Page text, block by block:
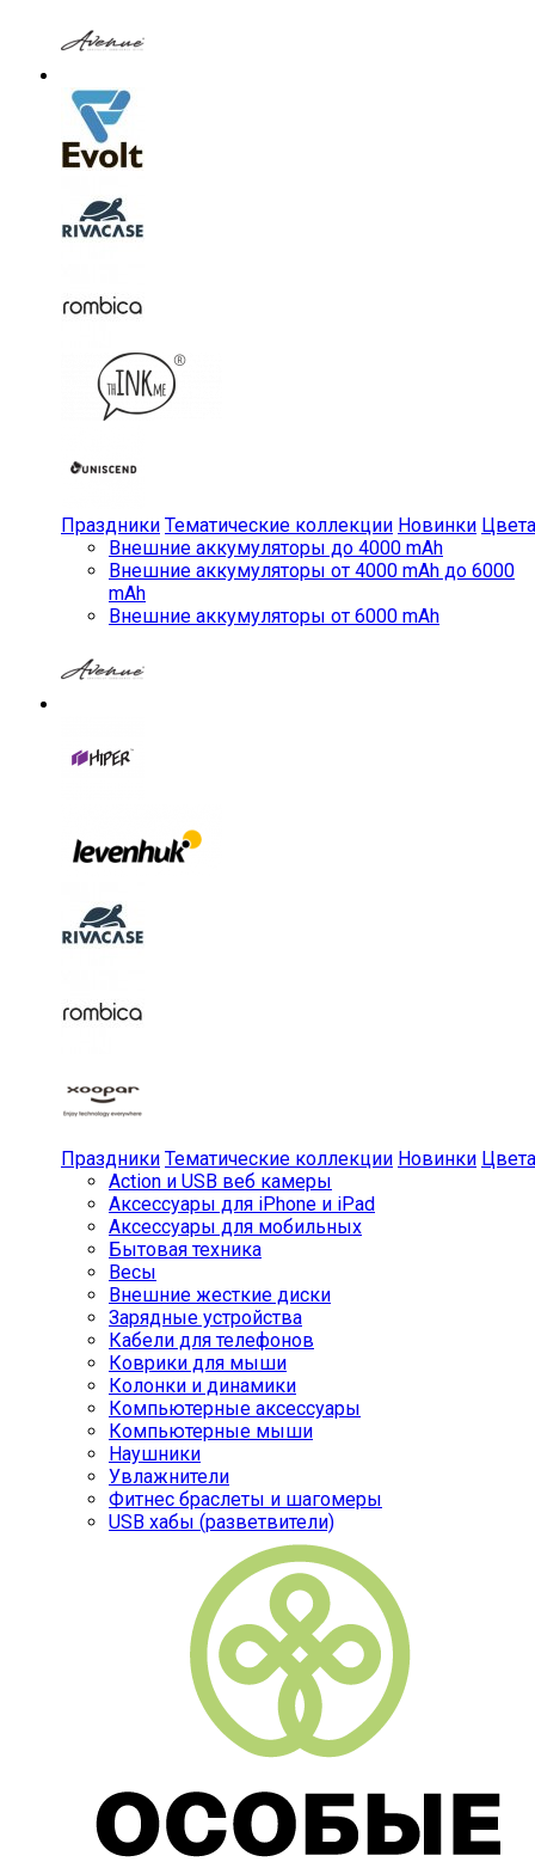
Праздники Тематические коллекции Новинки Цвета
Внешние аккумуляторы до 4000 mAh
Внешние аккумуляторы от 4000 mAh до 6000
mAh
Внешние аккумуляторы от 6000 mAh
Праздники Тематические коллекции Новинки Цвета
Action и USB веб камеры
Аксессуары для iPhone и iPad
Аксессуары для мобильных
Бытовая техника
Весы
Внешние жесткие диски
Зарядные устройства
Кабели для телефонов
Коврики для мыши
Колонки и динамики
Компьютерные аксессуары
Компьютерные мыши
Наушники
Увлажнители
Фитнес браслеты и шагомеры
USB хабы (разветвители)